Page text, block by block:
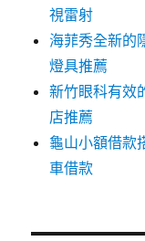
視雷射
海菲秀全新的
燈具推薦
新竹眼科有效
店推薦
龜山小額借款
車借款